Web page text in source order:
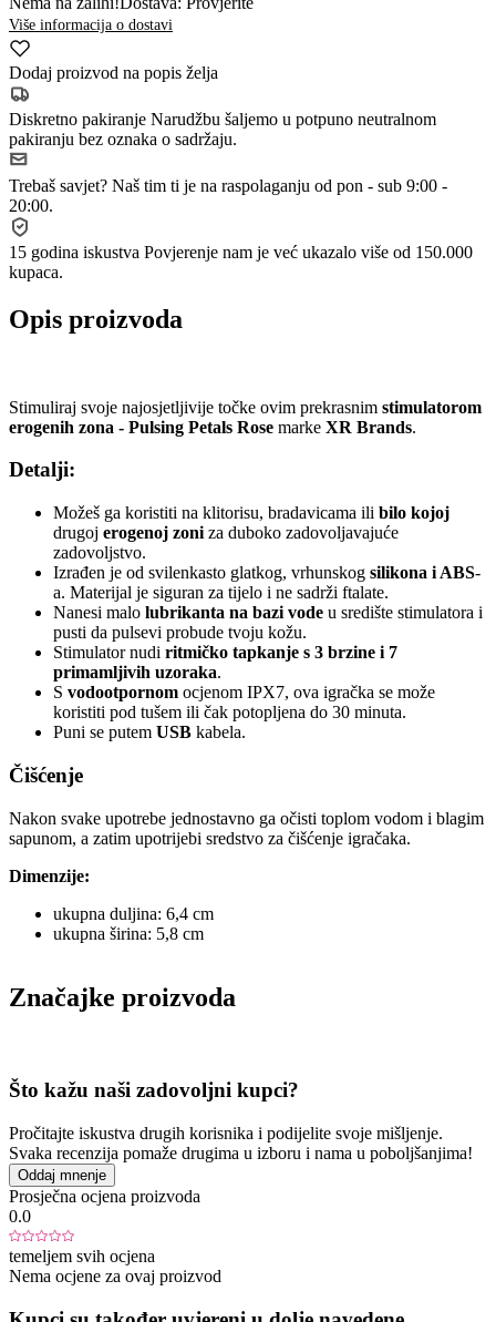
Više informacija o dostavi
Dodaj proizvod na popis želja
Diskretno pakiranje Narudžbu šaljemo u potpuno neutralnom
pakiranju bez oznaka o sadržaju.
Trebaš savjet? Naš tim ti je na raspolaganju od pon - sub 9:00 -
20:00.
15 godina iskustva Povjerenje nam je već ukazalo više od 150.000
kupaca.
Opis proizvoda
Stimuliraj svoje najosjetljivije točke ovim prekrasnim stimulatorom
erogenih zona - Pulsing Petals Rose marke XR Brands.
Detalji:
Možeš ga koristiti na klitorisu, bradavicama ili bilo kojoj
drugoj erogenoj zoni za duboko zadovoljavajuće
zadovoljstvo.
Izrađen je od svilenkasto glatkog, vrhunskog silikona i ABS-
a. Materijal je siguran za tijelo i ne sadrži ftalate.
Nanesi malo lubrikanta na bazi vode u središte stimulatora i
pusti da pulsevi probude tvoju kožu.
Stimulator nudi ritmičko tapkanje s 3 brzine i 7
primamljivih uzoraka.
S vodootpornom ocjenom IPX7, ova igračka se može
koristiti pod tušem ili čak potopljena do 30 minuta.
Puni se putem USB kabela.
Čišćenje
Nakon svake upotrebe jednostavno ga očisti toplom vodom i blagim
sapunom, a zatim upotrijebi sredstvo za čišćenje igračaka.
Dimenzije:
ukupna duljina: 6,4 cm
ukupna širina: 5,8 cm
Značajke proizvoda
Što kažu naši zadovoljni kupci?
Pročitajte iskustva drugih korisnika i podijelite svoje mišljenje.
Svaka recenzija pomaže drugima u izboru i nama u poboljšanjima!
Oddaj mnenje
Prosječna ocjena proizvoda
0.0
temeljem svih ocjena
Nema ocjene za ovaj proizvod